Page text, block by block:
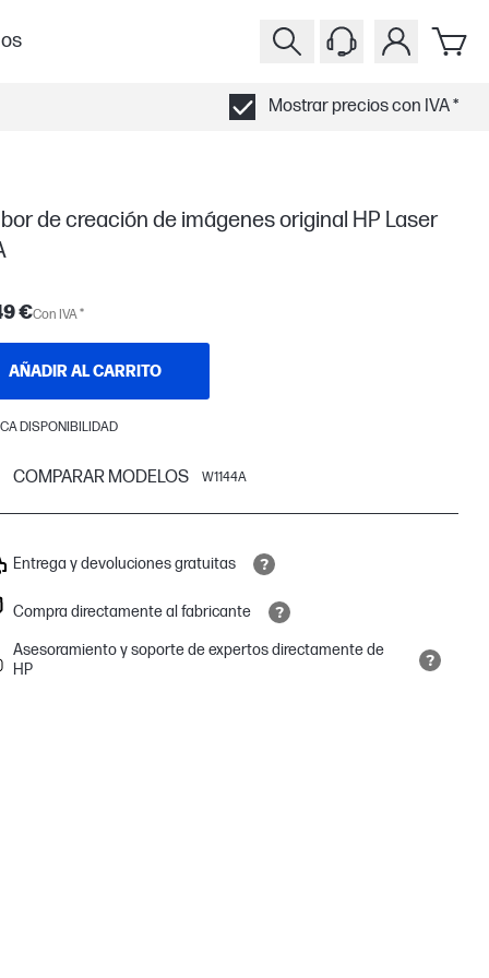
Mostrar precios con IVA *
de creación de imágenes original HP Laser
€Con IVA *
AÑADIR AL CARRITO
DISPONIBILIDAD
COMPARAR MODELOS W1144A
Entrega y devoluciones gratuitas
Compra directamente al fabricante
Asesoramiento y soporte de expertos directamente de
HP